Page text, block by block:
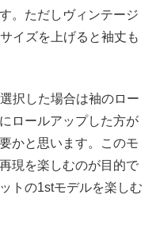
。ただしヴィンテージ
イズを上げると袖丈も
択した場合は袖のロー
ロールアップした方が
かと思います。このモ
現を楽しむのが目的で
トの1stモデルを楽しむ